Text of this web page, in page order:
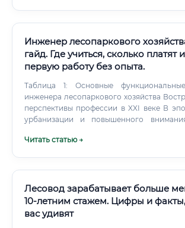
Инженер лесопаркового
гайд. Где учиться, сколько платят
первую работу без опыта.
Таблица 1: Основные
инженера лесопаркового хозяйства Востребованность и
перспективы профессии в XXI веке В
урбанизации и повышенного
становится все более актуальной.
только расти по нескольким причинам:
благоустройства городов: Федеральные и
проекты по созданию комфортной
требуют грамотных специалистов для
Читать статью →
Лесовод зарабатывает больше
10-летним стажем. Цифры и
вас удивят